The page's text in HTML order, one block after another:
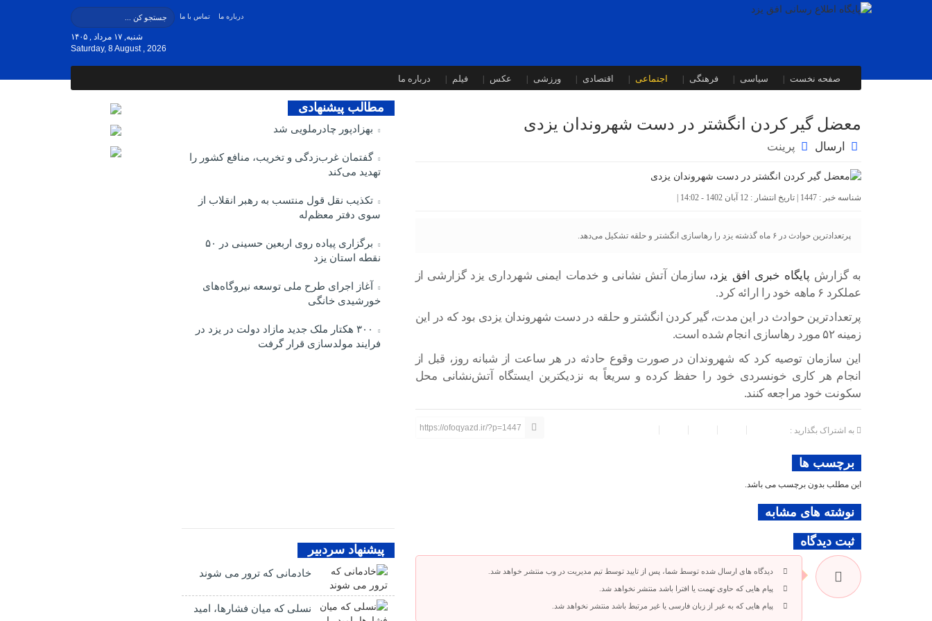
تماس با ما درباره ما
شنبه, ۱۷ مرداد , ۱۴۰۵
Saturday, 8 August , 2026
صفحه نخست سیاسی فرهنگی اجتماعی اقتصادی ورزشی عکس فیلم درباره ما
معضل گیر کردن انگشتر در دست شهروندان یزدی
ارسال پرینت
شناسه خبر : 1447 | تاریخ انتشار : 12 آبان 1402 - 14:02 |
پرتعدادترین حوادث در ۶ ماه گذشته یزد را رهاسازی انگشتر و حلقه تشکیل می‌دهد.
به گزارش پایگاه خبری افق یزد، سازمان آتش نشانی و خدمات ایمنی شهرداری یزد گزارشی از
عملکرد ۶ ماهه خود را ارائه کرد.
پرتعدادترین حوادث در این مدت، گیر کردن انگشتر و حلقه در دست شهروندان یزدی بود که در این
زمینه ۵۲ مورد رهاسازی انجام شده است.
این سازمان توصیه کرد که شهروندان در صورت وقوع حادثه در هر ساعت از شبانه روز، قبل از
انجام هر کاری خونسردی خود را حفظ کرده و سریعاً به نزدیکترین ایستگاه آتش‌نشانی محل
سکونت خود مراجعه کنند.
به اشتراک بگذارید : https://ofoqyazd.ir/?p=1447
برچسب ها
این مطلب بدون برچسب می باشد.
نوشته های مشابه
ثبت دیدگاه
دیدگاه های ارسال شده توسط شما، پس از تایید توسط تیم مدیریت در وب منتشر خواهد شد.
پیام هایی که حاوی تهمت یا افترا باشد منتشر نخواهد شد.
پیام هایی که به غیر از زبان فارسی یا غیر مرتبط باشد منتشر نخواهد شد.
مطالب پیشنهادی
بهزادپور چادرملویی شد
گفتمان غرب‌زدگی و تخریب، منافع کشور را
تهدید می‌کند
تکذیب نقل قول منتسب به رهبر انقلاب از
سوی دفتر معظم‌له
برگزاری پیاده روی اربعین حسینی در ۵۰
نقطه استان یزد
آغاز اجرای طرح ملی توسعه نیروگاه‌های
خورشیدی خانگی
۳۰۰ هکتار ملک جدید مازاد دولت در یزد در
فرایند مولدسازی قرار گرفت
پیشنهاد سردبیر
خادمانی که ترور می شوند
نسلی که میان فشارها، امید